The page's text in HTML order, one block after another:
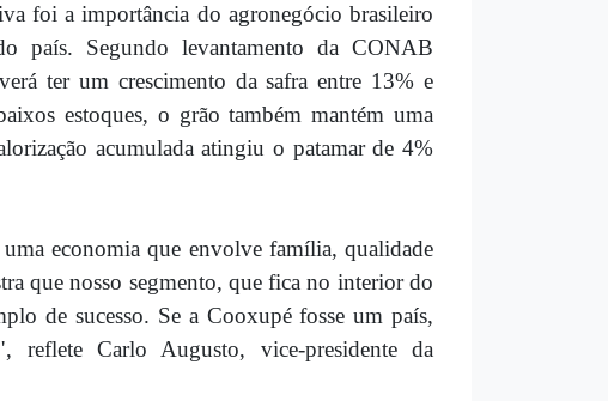
foi a importância do agronegócio brasileiro
país. Segundo levantamento da CONAB
ter um crescimento da safra entre 13% e
estoques, o grão também mantém uma
acumulada atingiu o patamar de 4%
economia que envolve família, qualidade
que nosso segmento, que fica no interior do
de sucesso. Se a Cooxupé fosse um país,
Carlo Augusto, vice-presidente da